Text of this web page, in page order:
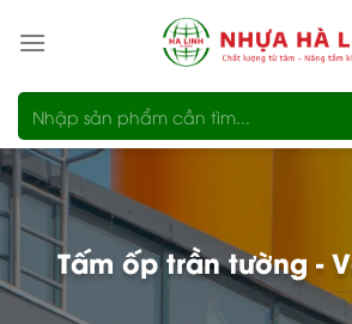
qua
dungTìm
kiếm:
Tấm ốp trần tường -